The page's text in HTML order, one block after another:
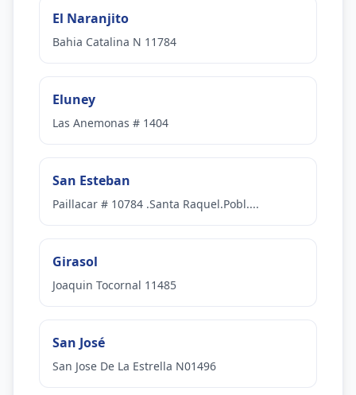
El Naranjito
Bahia Catalina N 11784
Eluney
Las Anemonas # 1404
San Esteban
Paillacar # 10784 .Santa Raquel.Pobl....
Girasol
Joaquin Tocornal 11485
San José
San Jose De La Estrella N01496